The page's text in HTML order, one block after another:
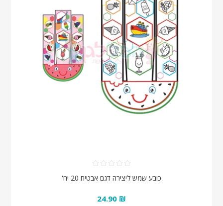
כובע שמש ליצירה דגם אבטיח 20 יח'
₪ 24.90